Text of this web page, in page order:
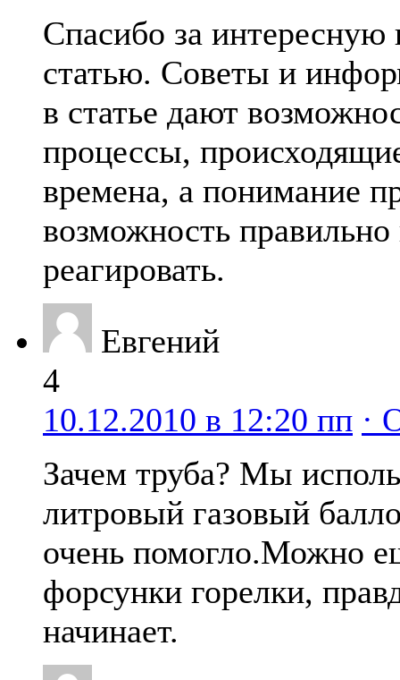
Спасибо за интересную
статью. Советы и
в статье дают
процессы,
времена, а понимание
возможность
реагировать.
Евгений
4
10.12.2010 в 12:20 пп ·
Зачем труба? Мы
литровый газовый
очень помогло.Можно
форсунки горелки,
начинает.